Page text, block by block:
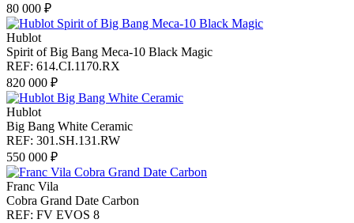
80 000 ₽
Hublot
Spirit of Big Bang Meca-10 Black Magic
REF: 614.CI.1170.RX
820 000 ₽
Hublot
Big Bang White Ceramic
REF: 301.SH.131.RW
550 000 ₽
Franc Vila
Cobra Grand Date Carbon
REF: FV EVOS 8